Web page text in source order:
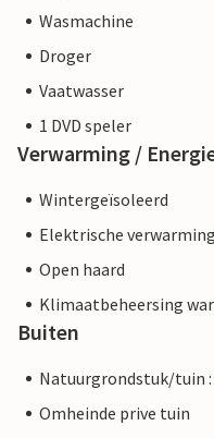
Wasmachine
Droger
Vaatwasser
1 DVD speler
Verwarming /
Wintergeïsoleerd
Elektrische verwarming
Open haard
Klimaatbeheersing
Buiten
Natuurgrondstuk/tuin :
Omheinde prive tuin